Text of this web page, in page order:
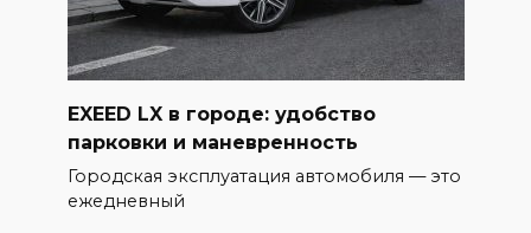
EXEED LX в городе: удобство
парковки и маневренность
Городская эксплуатация автомобиля — это
ежедневный